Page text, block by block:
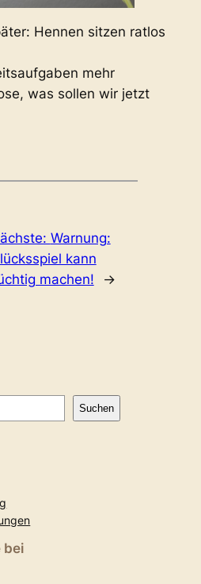
Hennen sitzen ratlos
mehr
was sollen wir jetzt
Warnung:
kann
machen!
→
Suchen
bei